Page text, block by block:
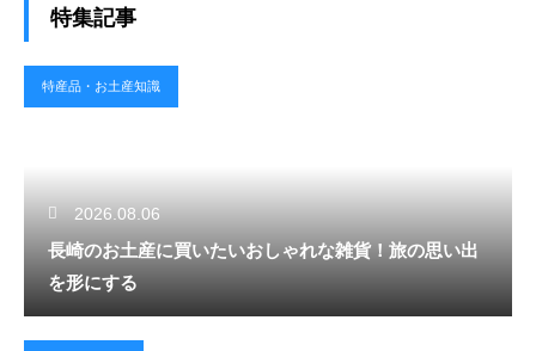
特集記事
特産品・お土産知識
2026.08.06
長崎のお土産に買いたいおしゃれな雑貨！旅の思い出
を形にする